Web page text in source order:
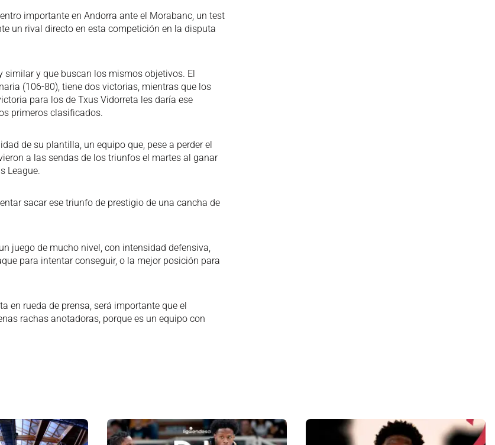
importante en Andorra ante el Morabanc, un test
un rival directo en esta competición en la disputa
similar y que buscan los mismos objetivos. El
(106-80), tiene dos victorias, mientras que los
para los de Txus Vidorreta les daría ese
primeros clasificados.
de su plantilla, un equipo que, pese a perder el
a las sendas de los triunfos el martes al ganar
League.
sacar ese triunfo de prestigio de una cancha de
juego de mucho nivel, con intensidad defensiva,
para intentar conseguir, o la mejor posición para
en rueda de prensa, será importante que el
rachas anotadoras, porque es un equipo con